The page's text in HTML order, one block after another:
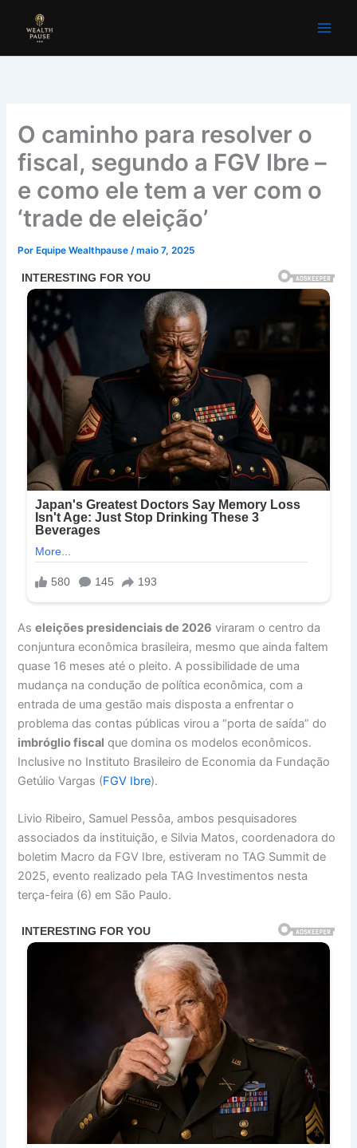
O caminho para resolver o
fiscal, segundo a FGV Ibre –
e como ele tem a ver com o
‘trade de eleição’
Por Equipe Wealthpause/maio 7, 2025
Aseleições presidenciais de 2026 viraram o centro da
conjuntura econômica brasileira, mesmo que ainda faltem
quase 16 meses até o pleito. A possibilidade de uma
mudança na condução de política econômica, com a
entrada de uma gestão mais disposta a enfrentar o
problema das contas públicas virou a “porta de saída” do
imbróglio fiscal que domina os modelos econômicos.
Inclusive no Instituto Brasileiro de Economia da Fundação
Getúlio Vargas (FGV Ibre).
Livio Ribeiro, Samuel Pessôa, ambos pesquisadores
associados da instituição, e Silvia Matos, coordenadora do
boletim Macro da FGV Ibre, estiveram no TAG Summit de
2025, evento realizado pela TAG Investimentos nesta
terça-feira (6) em São Paulo.